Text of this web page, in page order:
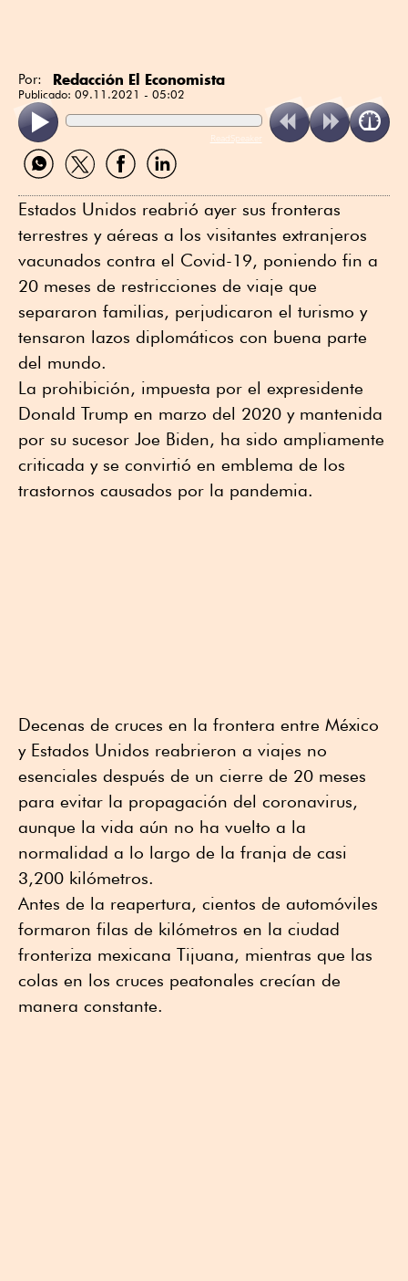
Por: Redacción El Economista
Publicado: 09.11.2021 - 05:02
ReadSpeaker
Compartir
por
Compartir
por
Compartir
por
Compartir
por
Estados Unidos reabrió ayer sus fronteras
terrestres y aéreas a los visitantes extranjeros
vacunados contra el Covid-19, poniendo fin a
20 meses de restricciones de viaje que
separaron familias, perjudicaron el turismo y
tensaron lazos diplomáticos con buena parte
del mundo.
La prohibición, impuesta por el expresidente
Donald Trump en marzo del 2020 y mantenida
por su sucesor Joe Biden, ha sido ampliamente
criticada y se convirtió en emblema de los
trastornos causados por la pandemia.
Decenas de cruces en la frontera entre México
y Estados Unidos reabrieron a viajes no
esenciales después de un cierre de 20 meses
para evitar la propagación del coronavirus,
aunque la vida aún no ha vuelto a la
normalidad a lo largo de la franja de casi
3,200 kilómetros.
Antes de la reapertura, cientos de automóviles
formaron filas de kilómetros en la ciudad
fronteriza mexicana Tijuana, mientras que las
colas en los cruces peatonales crecían de
manera constante.